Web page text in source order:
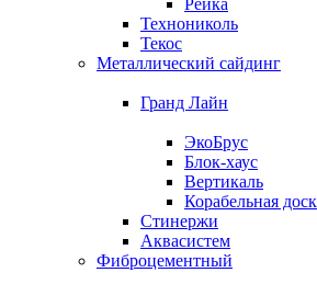
Рейка
Технониколь
Текос
Металлический сайдинг
Гранд Лайн
ЭкоБрус
Блок-хаус
Вертикаль
Корабельная
Стинержи
Аквасистем
Фиброцементный